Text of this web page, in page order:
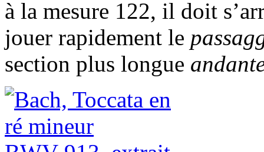
à la mesure 122, il doit
jouer rapidement le
section plus longue